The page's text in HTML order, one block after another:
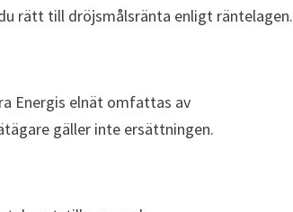
rätt till dröjsmålsränta enligt räntelagen.
Energis elnät omfattas av
gäller inte ersättningen.